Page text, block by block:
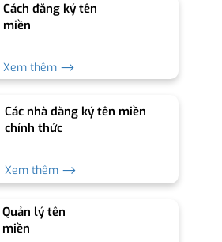
Cách đăng ký tên
miền
Xem thêm ⟶
Các nhà đăng ký tên miền
chính thức
Xem thêm ⟶
Quản lý tên
miền